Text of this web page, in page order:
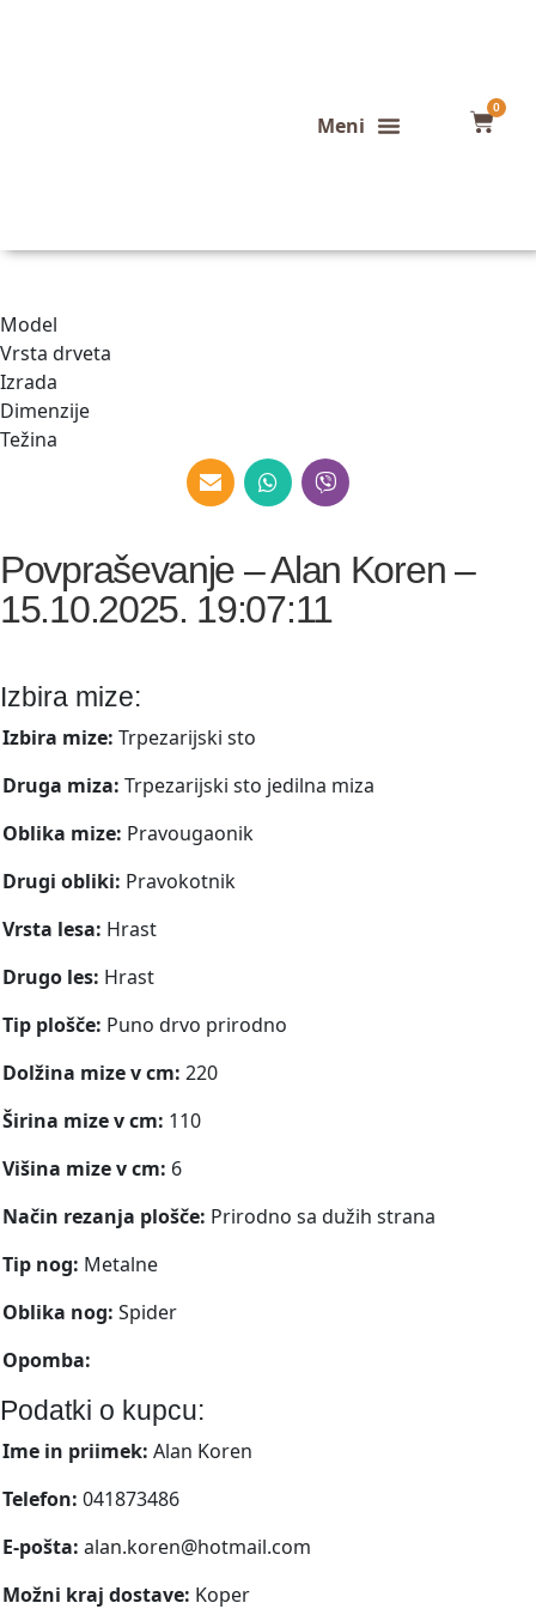
0
Model
Vrsta drveta
Izrada
Dimenzije
Težina
Povpraševanje – Alan Koren –
15.10.2025. 19:07:11
Izbira mize:
Izbira mize: Trpezarijski sto
Druga miza: Trpezarijski sto jedilna miza
Oblika mize: Pravougaonik
Drugi obliki: Pravokotnik
Vrsta lesa: Hrast
Drugo les: Hrast
Tip plošče: Puno drvo prirodno
Dolžina mize v cm: 220
Širina mize v cm: 110
Višina mize v cm: 6
Način rezanja plošče: Prirodno sa dužih strana
Tip nog: Metalne
Oblika nog: Spider
Opomba:
Podatki o kupcu:
Ime in priimek: Alan Koren
Telefon: 041873486
E-pošta: alan.koren@hotmail.com
Možni kraj dostave: Koper